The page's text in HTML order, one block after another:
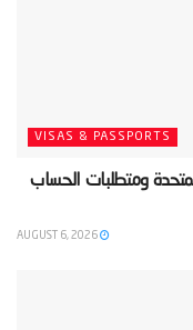
VISAS & PASSPORTS
ومتطلبات الحساب